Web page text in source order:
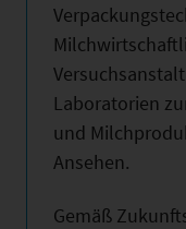
Laboratorien
und
Ansehen.
Gemäß